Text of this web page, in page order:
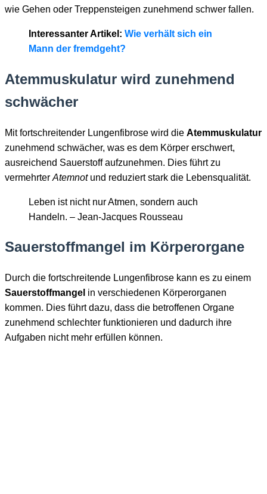
wie Gehen oder Treppensteigen zunehmend schwer fallen.
Interessanter Artikel: Wie verhält sich ein
Mann der fremdgeht?
Atemmuskulatur wird zunehmend
schwächer
Mit fortschreitender Lungenfibrose wird die Atemmuskulatur
zunehmend schwächer, was es dem Körper erschwert,
ausreichend Sauerstoff aufzunehmen. Dies führt zu
vermehrter Atemnotund reduziert stark die Lebensqualität.
Leben ist nicht nur Atmen, sondern auch
Handeln. – Jean-Jacques Rousseau
Sauerstoffmangel im Körperorgane
Durch die fortschreitende Lungenfibrose kann es zu einem
Sauerstoffmangel in verschiedenen Körperorganen
kommen. Dies führt dazu, dass die betroffenen Organe
zunehmend schlechter funktionieren und dadurch ihre
Aufgaben nicht mehr erfüllen können.